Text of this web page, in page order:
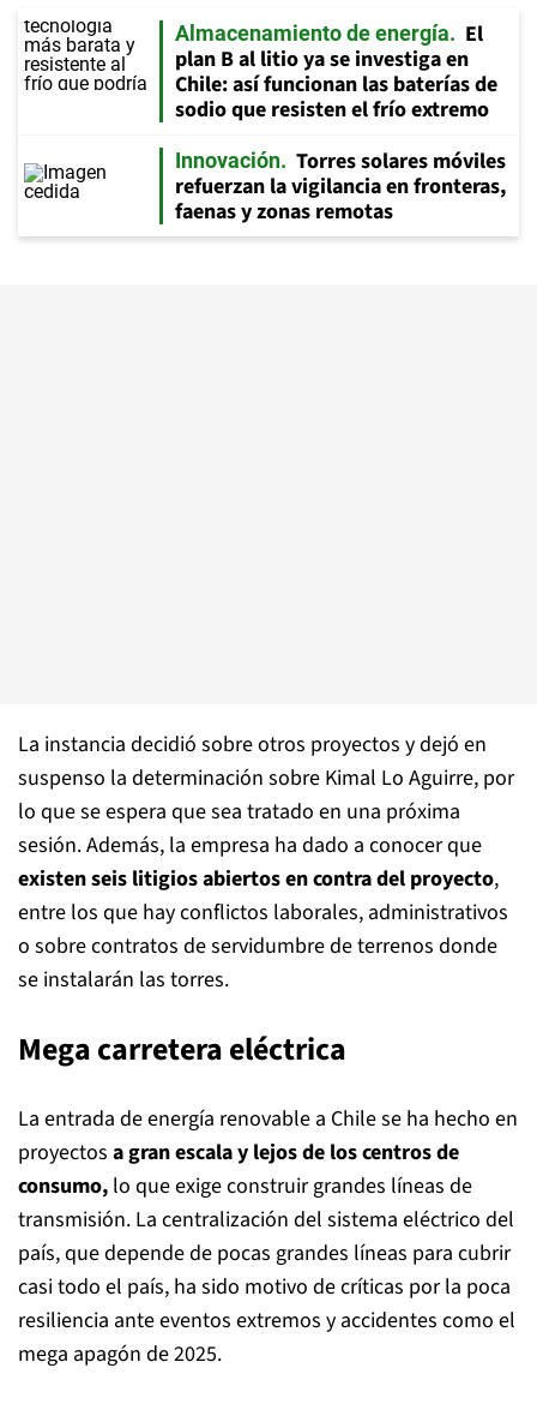
Almacenamiento de energía
El
plan B al litio ya se investiga en
Chile: así funcionan las baterías de
sodio que resisten el frío extremo
Innovación
Torres solares móviles
refuerzan la vigilancia en fronteras,
faenas y zonas remotas
La instancia decidió sobre otros proyectos y dejó en
suspenso la determinación sobre Kimal Lo Aguirre, por
lo que se espera que sea tratado en una próxima
sesión. Además, la empresa ha dado a conocer que
existen seis litigios abiertos en contra del proyecto,
entre los que hay conflictos laborales, administrativos
o sobre contratos de servidumbre de terrenos donde
se instalarán las torres.
Mega carretera eléctrica
La entrada de energía renovable a Chile se ha hecho en
proyectos a gran escala y lejos de los centros de
consumo, lo que exige construir grandes líneas de
transmisión. La centralización del sistema eléctrico del
país, que depende de pocas grandes líneas para cubrir
casi todo el país, ha sido motivo de críticas por la poca
resiliencia ante eventos extremos y accidentes como el
mega apagón de 2025.